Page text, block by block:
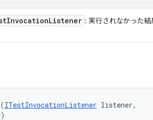
InvocationListener : 実行されなかった結
ITestInvocationListener listener,